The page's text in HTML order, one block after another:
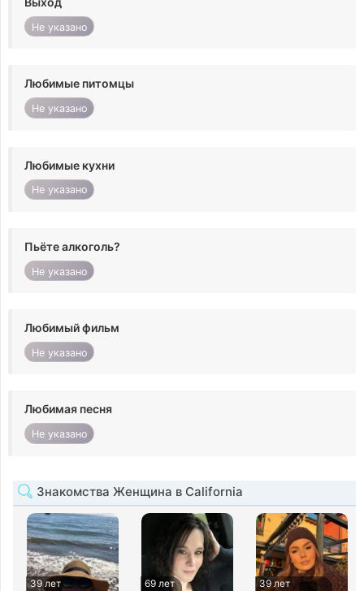
Не указано
Любимые питомцы
Не указано
Любимые кухни
Не указано
Пьёте алкоголь?
Не указано
Любимый фильм
Не указано
Любимая песня
Не указано
Знакомства Женщина в California
39 лет
69 лет
39 лет